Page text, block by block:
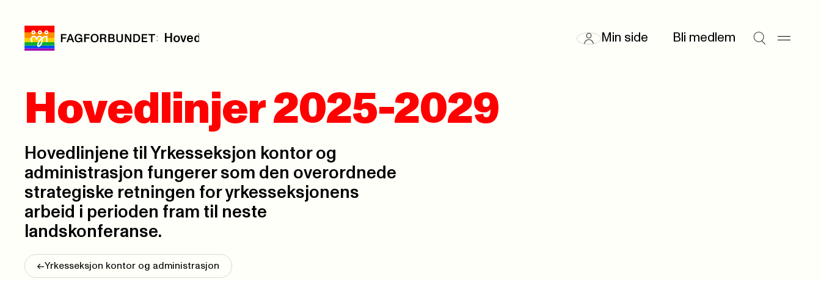
Hovedlinjer Min side Bli medlem
Hovedlinjer 2025-2029
Hovedlinjene til Yrkesseksjon kontor og
administrasjon fungerer som den overordnede
strategiske retningen for yrkesseksjonens
arbeid i perioden fram til neste
landskonferanse.
<-Yrkesseksjon kontor og administrasjon